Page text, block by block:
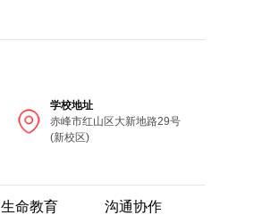
学校地址
赤峰市红山区大新地路29号
(新校区)
生命教育 沟通协作